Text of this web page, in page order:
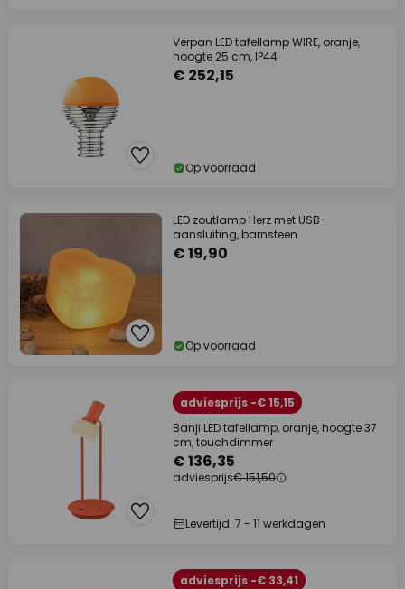
Verpan LED tafellamp WIRE, oranje,
hoogte 25 cm, IP44
€ 252,15
Op voorraad
LED zoutlamp Herz met USB-
aansluiting, barnsteen
€ 19,90
Op voorraad
adviesprijs -€ 15,15
Banji LED tafellamp, oranje, hoogte 37
cm, touchdimmer
€ 136,35
adviesprijs€ 151,50
Levertijd: 7 - 11 werkdagen
adviesprijs -€ 33,41